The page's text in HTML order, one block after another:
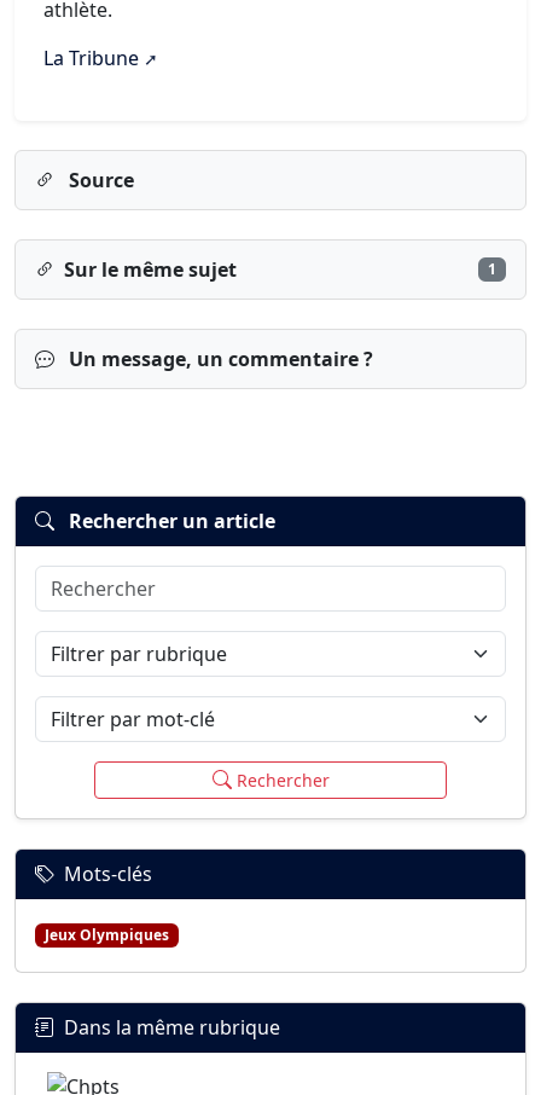
athlète.
La Tribune
Source
Sur le même sujet 1
Un message, un commentaire ?
Connexion
Rechercher un article
Rechercher
Filtrer par rubrique
Filtrer par mot-clé
Rechercher
Mots-clés
Jeux Olympiques
Dans la même rubrique